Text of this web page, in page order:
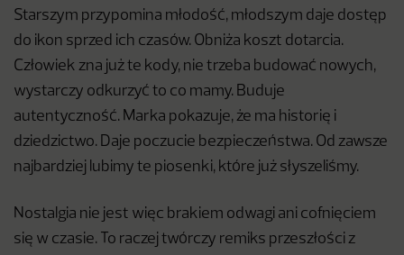
Starszym przypomina młodość, młodszym daje dostęp
do ikon sprzed ich czasów. Obniża koszt dotarcia.
Człowiek zna już te kody, nie trzeba budować nowych,
wystarczy odkurzyć to co mamy. Buduje
autentyczność. Marka pokazuje, że ma historię i
dziedzictwo. Daje poczucie bezpieczeństwa. Od zawsze
najbardziej lubimy te piosenki, które już słyszeliśmy.
Nostalgia nie jest więc brakiem odwagi ani cofnięciem
się w czasie. To raczej twórczy remiks przeszłości z